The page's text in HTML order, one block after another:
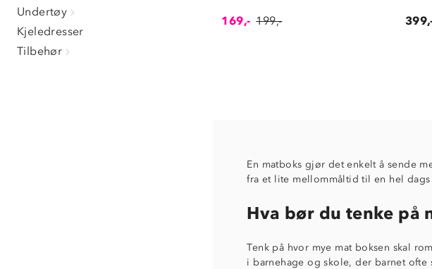
Undertøy
Kjeledresser
Tilbehør
169,- 199,-
En matboks gjør det enkelt å sende
fra et lite mellommåltid til en hel dags
Hva bør du tenke på
Tenk på hvor mye mat boksen skal
i barnehage og skole, der barnet ofte